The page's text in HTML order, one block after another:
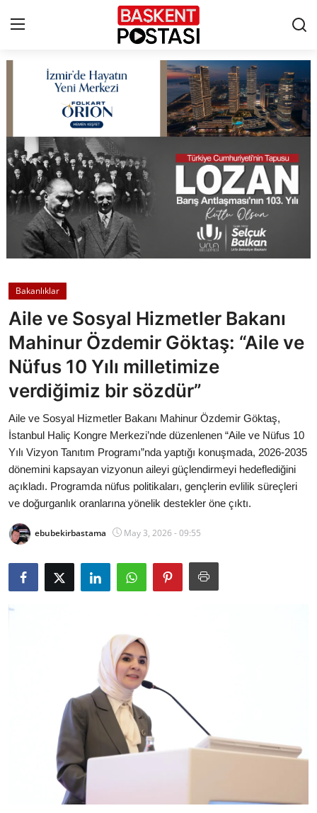
Çerez Politikası
Künye
Ankara
TBMM
Cumhurbaşkanlığı
Bakanlıklar
Siyasi Partiler
Mülki İdare
Toplum ve Yaşam
Sivil Toplum Kuruluşları
Kamu Kurumları ve Üst Kurullar
Resmi Reklamlar
Bakanlıklar
Aile ve Sosyal Hizmetler Bakanı
Mahinur Özdemir Göktaş: “Aile ve
Nüfus 10 Yılı milletimize
verdiğimiz bir sözdür”
Aile ve Sosyal Hizmetler Bakanı Mahinur Özdemir Göktaş,
İstanbul Haliç Kongre Merkezi’nde düzenlenen “Aile ve Nüfus 10
Yılı Vizyon Tanıtım Programı”nda yaptığı konuşmada, 2026-2035
dönemini kapsayan vizyonun aileyi güçlendirmeyi hedeflediğini
açıkladı. Programda nüfus politikaları, gençlerin evlilik süreçleri
ve doğurganlık oranlarına yönelik destekler öne çıktı.
ebubekirbastama May 3, 2026 - 09:55